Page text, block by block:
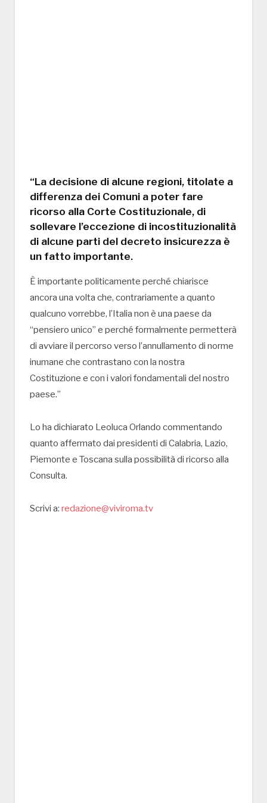
“La decisione di alcune regioni, titolate a
differenza dei Comuni a poter fare
ricorso alla Corte Costituzionale, di
sollevare l’eccezione di incostituzionalità
di alcune parti del decreto insicurezza è
un fatto importante.
È importante politicamente perché chiarisce
ancora una volta che, contrariamente a quanto
qualcuno vorrebbe, l’Italia non è una paese da
“pensiero unico” e perché formalmente permetterà
di avviare il percorso verso l’annullamento di norme
inumane che contrastano con la nostra
Costituzione e con i valori fondamentali del nostro
paese.”
Lo ha dichiarato Leoluca Orlando commentando
quanto affermato dai presidenti di Calabria, Lazio,
Piemonte e Toscana sulla possibilità di ricorso alla
Consulta.
Scrivi a: redazione@viviroma.tv